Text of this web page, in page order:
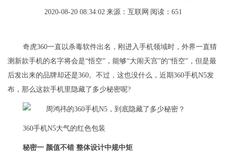
2020-08-20 08:34:02 来源：互联网 阅读：651
奇虎360一直以杀毒软件出名，刚进入手机领域时，外界一直猜
测新款手机的名字将会是“悟空”，能够“大闹天宫”的“悟空”，但是最
后发出来的品牌却还是360。不过，这也没什么，近期360手机N5发
布，那么这款手机里隐藏了多少秘密呢?
360手机N5大气的红色包装
秘密一 颜值不错 整体设计中规中矩